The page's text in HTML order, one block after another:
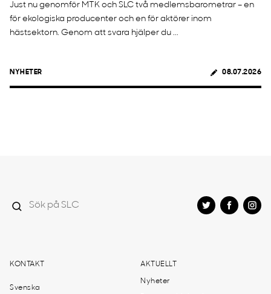
Just nu genomför MTK och SLC två medlemsbarometrar – en
för ekologiska producenter och en för aktörer inom
hästsektorn. Genom att svara hjälper du ...
NYHETER 08.07.2026
KONTAKT
Svenska
AKTUELLT
Nyheter